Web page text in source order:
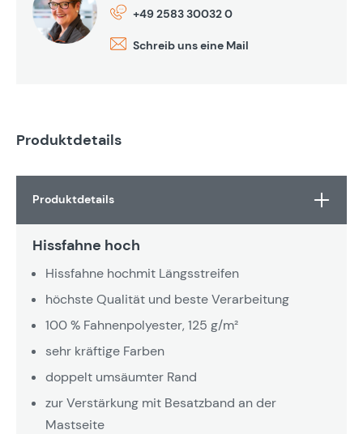
+49 2583 30032 0
Schreib uns eine Mail
Produktdetails
Produktdetails
Hissfahne hoch
Hissfahne hochmit Längsstreifen
höchste Qualität und beste Verarbeitung
100 % Fahnenpolyester, 125 g/m²
sehr kräftige Farben
doppelt umsäumter Rand
zur Verstärkung mit Besatzband an der
Mastseite